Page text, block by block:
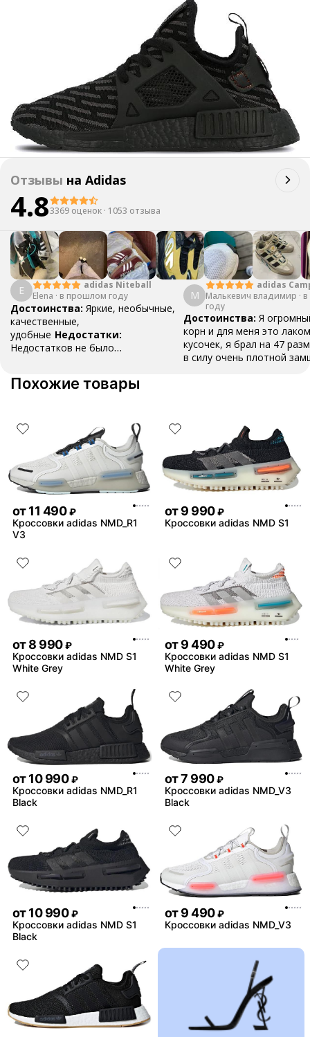
Отзывы на Adidas
4.83369 оценок · 1053 отзыва
E
adidas Niteball
Elena · в прошлом году
Достоинства: Яркие, необычные,
качественные,
удобные Недостатки:
Недостатков не было
упаковано
М
adidas
Малькевич владимир ·
году
Достоинства: Я
корн и для меня это
кусочек, я брал на 47
в силу очень плотной
Недостатки:
замша , это все ,но это
времени Комментарий:
фанатов это пушка ,
пожалеете
Похожие товары
от11 490 ₽
Кроссовки adidas NMD_R1
V3
от9 990 ₽
Кроссовки adidas NMD S1
от8 990 ₽
Кроссовки adidas NMD S1
White Grey
от9 490 ₽
Кроссовки adidas NMD S1
White Grey
от10 990 ₽
Кроссовки adidas NMD_R1
Black
от7 990 ₽
Кроссовки adidas NMD_V3
Black
от10 990 ₽
Кроссовки adidas NMD S1
Black
от9 490 ₽
Кроссовки adidas NMD_V3